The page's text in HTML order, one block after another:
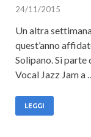
24/11/2015
Un altra
quest’anno
Solipano. Si
Vocal Jazz Jam a
LEGGI